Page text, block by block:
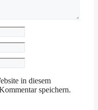
in diesem
speichern.